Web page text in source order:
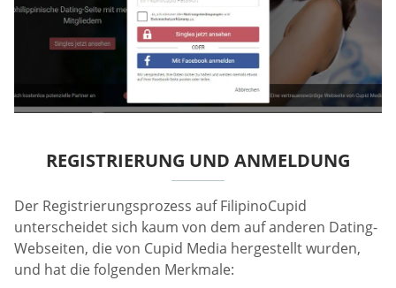
REGISTRIERUNG UND ANMELDUNG
Der Registrierungsprozess auf FilipinoCupid
unterscheidet sich kaum von dem auf anderen Dating-
Webseiten, die von Cupid Media hergestellt wurden,
und hat die folgenden Merkmale: